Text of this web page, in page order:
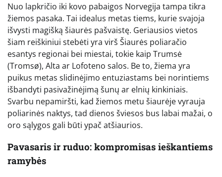
Nuo lapkričio iki kovo pabaigos Norvegija tampa tikra
žiemos pasaka. Tai idealus metas tiems, kurie svajoja
išvysti magišką šiaurės pašvaistę. Geriausios vietos
šiam reiškiniui stebėti yra virš Šiaurės poliaračio
esantys regionai bei miestai, tokie kaip Trumsė
(Tromsø), Alta ar Lofoteno salos. Be to, žiema yra
puikus metas slidinėjimo entuziastams bei norintiems
išbandyti pasivažinėjimą šunų ar elnių kinkiniais.
Svarbu nepamiršti, kad žiemos metu šiaurėje vyrauja
poliarinės naktys, tad dienos šviesos bus labai mažai, o
oro sąlygos gali būti ypač atšiaurios.
Pavasaris ir ruduo: kompromisas ieškantiems
ramybės